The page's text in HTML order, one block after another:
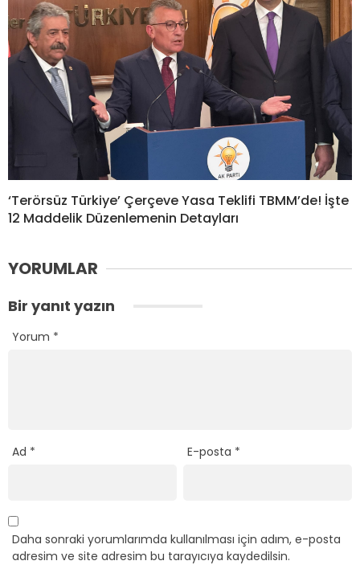
‘Terörsüz Türkiye’ Çerçeve Yasa Teklifi TBMM’de! İşte
12 Maddelik Düzenlemenin Detayları
YORUMLAR
Bir yanıt yazın
Yorum *
Ad * E-posta *
Daha sonraki yorumlarımda kullanılması için adım, e-posta
adresim ve site adresim bu tarayıcıya kaydedilsin.